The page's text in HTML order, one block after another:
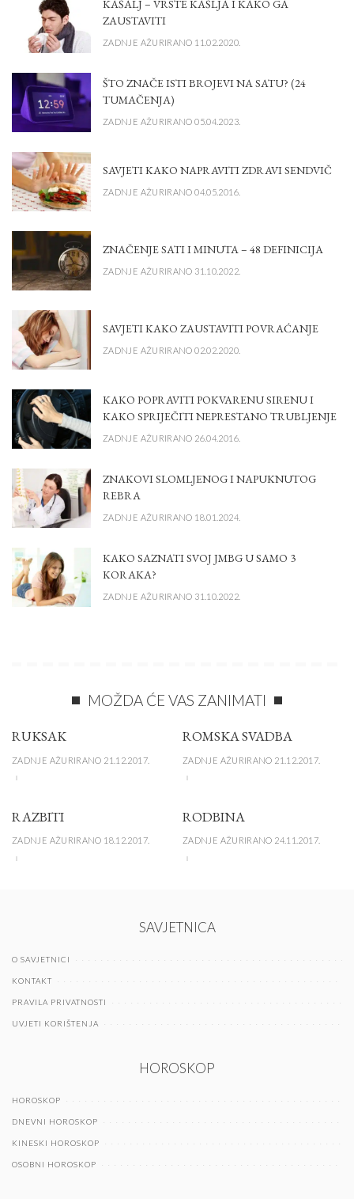
KAŠALJ – VRSTE KAŠLJA I KAKO GA
ZAUSTAVITI
ZADNJE AŽURIRANO 11.02.2020.
ŠTO ZNAČE ISTI BROJEVI NA SATU? (24
TUMAČENJA)
ZADNJE AŽURIRANO 05.04.2023.
SAVJETI KAKO NAPRAVITI ZDRAVI SENDVIČ
ZADNJE AŽURIRANO 04.05.2016.
ZNAČENJE SATI I MINUTA – 48 DEFINICIJA
ZADNJE AŽURIRANO 31.10.2022.
SAVJETI KAKO ZAUSTAVITI POVRAĆANJE
ZADNJE AŽURIRANO 02.02.2020.
KAKO POPRAVITI POKVARENU SIRENU I
KAKO SPRIJEČITI NEPRESTANO TRUBLJENJE
ZADNJE AŽURIRANO 26.04.2016.
ZNAKOVI SLOMLJENOG I NAPUKNUTOG
REBRA
ZADNJE AŽURIRANO 18.01.2024.
KAKO SAZNATI SVOJ JMBG U SAMO 3
KORAKA?
ZADNJE AŽURIRANO 31.10.2022.
MOŽDA ĆE VAS ZANIMATI
RUKSAK
ZADNJE AŽURIRANO 21.12.2017.
ROMSKA SVADBA
ZADNJE AŽURIRANO 21.12.2017.
RAZBITI
ZADNJE AŽURIRANO 18.12.2017.
RODBINA
ZADNJE AŽURIRANO 24.11.2017.
SAVJETNICA
O SAVJETNICI
KONTAKT
PRAVILA PRIVATNOSTI
UVJETI KORIŠTENJA
HOROSKOP
HOROSKOP
DNEVNI HOROSKOP
KINESKI HOROSKOP
OSOBNI HOROSKOP